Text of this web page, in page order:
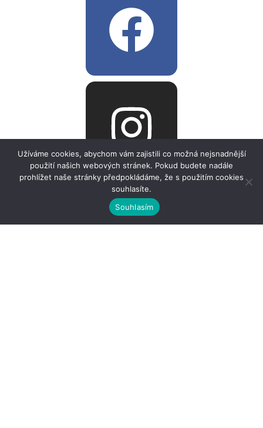
Užíváme cookies, abychom vám zajistili co možná nejsnadnější
použití našich webových stránek. Pokud budete nadále
prohlížet naše stránky předpokládáme, že s použitím cookies
souhlasíte.
Souhlasím